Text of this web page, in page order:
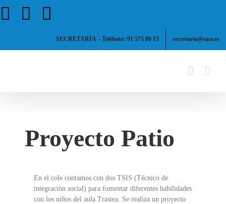
Facebook
X
SECRETARÍA – Teléfono: 91 573 80 15 secretaria@sasr.es
Proyecto Patio
En el cole contamos con dos TSIS (Técnico de
integración social) para fomentar diferentes habilidades
con los niños del aula Trastea. Se realiza un proyecto